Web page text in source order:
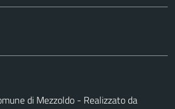
di Mezzoldo - Realizzato da